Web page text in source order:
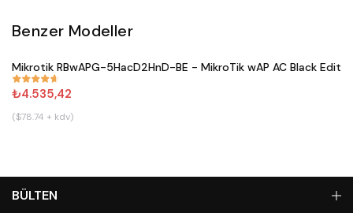
Benzer Modeller
#671
Mikrotik RBwAPG-5HacD2HnD-BE - MikroTik wAP AC Black
₺4.535,42
($78.74 + kdv)
BÜLTEN